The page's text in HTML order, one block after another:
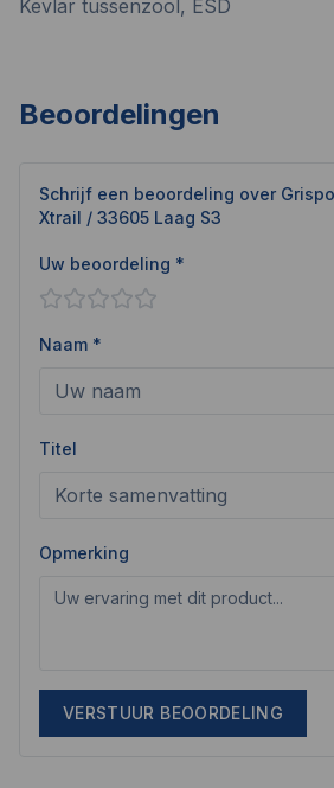
Kevlar tussenzool, ESD
Beoordelingen
Schrijf een beoordeling over
Xtrail / 33605 Laag S3
Uw beoordeling *
Naam *
Titel
Opmerking
VERSTUUR BEOORDELING